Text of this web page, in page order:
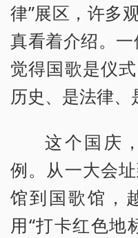
律”展区，许多
真看着介绍。
觉得国歌是仪
历史、是法律、
这个国庆
例。从一大会
馆到国歌馆，
用“打卡红色地